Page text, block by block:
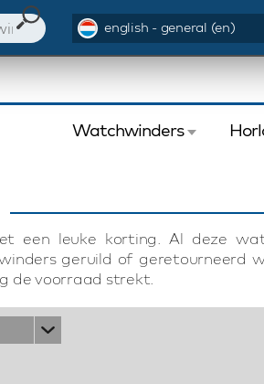
english - general (en)
Watchwinders
een leuke korting. Al deze
geruild of geretourneerd
de voorraad strekt.